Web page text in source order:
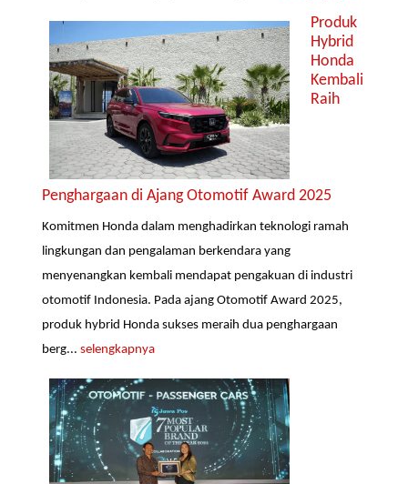
Produk
Hybrid
Honda
Kembali
Raih
Penghargaan di Ajang Otomotif Award 2025
Komitmen Honda dalam menghadirkan teknologi ramah
lingkungan dan pengalaman berkendara yang
menyenangkan kembali mendapat pengakuan di industri
otomotif Indonesia. Pada ajang Otomotif Award 2025,
produk hybrid Honda sukses meraih dua penghargaan
berg...selengkapnya